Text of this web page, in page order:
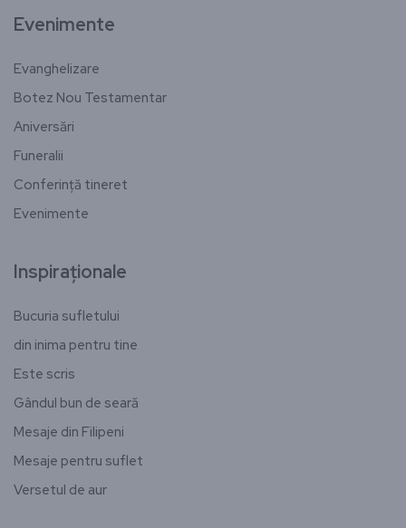
Evenimente
Evanghelizare
Botez Nou Testamentar
Aniversări
Funeralii
Conferință tineret
Evenimente
Inspiraționale
Bucuria sufletului
din inima pentru tine
Este scris
Gândul bun de seară
Mesaje din Filipeni
Mesaje pentru suflet
Versetul de aur